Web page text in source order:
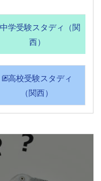
中学受験スタディ（関
西）
高校受験スタディ
（関西）